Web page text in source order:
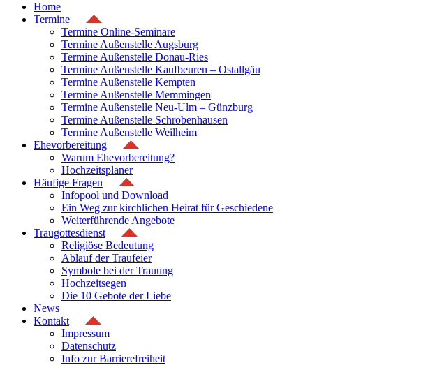
Home
Termine
Termine Online-Seminare
Termine Außenstelle Augsburg
Termine Außenstelle Donau-Ries
Termine Außenstelle Kaufbeuren – Ostallgäu
Termine Außenstelle Kempten
Termine Außenstelle Memmingen
Termine Außenstelle Neu-Ulm – Günzburg
Termine Außenstelle Schrobenhausen
Termine Außenstelle Weilheim
Ehevorbereitung
Warum Ehevorbereitung?
Hochzeitsplaner
Häufige Fragen
Infopool und Download
Ein Weg zur kirchlichen Heirat für Geschiedene
Weiterführende Angebote
Traugottesdienst
Religiöse Bedeutung
Ablauf der Traufeier
Symbole bei der Trauung
Hochzeitsegen
Die 10 Gebote der Liebe
News
Kontakt
Impressum
Datenschutz
Info zur Barrierefreiheit